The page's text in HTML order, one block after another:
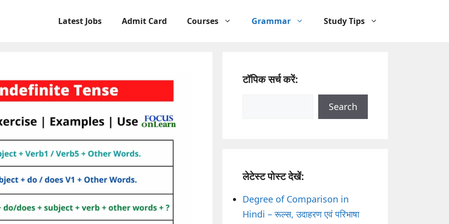
Latest Jobs Admit Card Courses Grammar Study Tips
टॉपिक सर्च करें:
Search
लेटेस्ट पोस्ट देखें:
Degree of Comparison in
Hindi – रूल्स, उदाहरण एवं परिभाषा